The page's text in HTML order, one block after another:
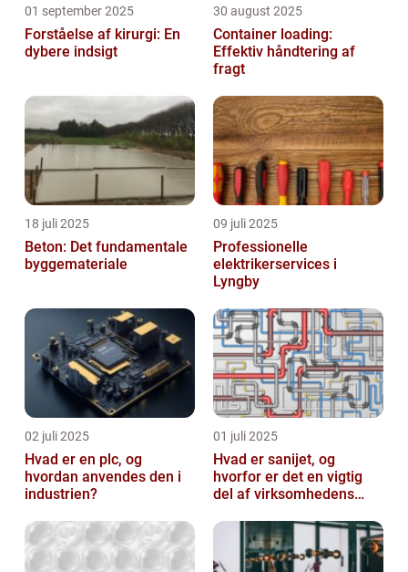
01 september 2025
Forståelse af kirurgi: En
dybere indsigt
30 august 2025
Container loading:
Effektiv håndtering af
fragt
18 juli 2025
Beton: Det fundamentale
byggemateriale
09 juli 2025
Professionelle
elektrikerservices i
Lyngby
02 juli 2025
Hvad er en plc, og
hvordan anvendes den i
industrien?
01 juli 2025
Hvad er sanijet, og
hvorfor er det en vigtig
del af virksomhedens